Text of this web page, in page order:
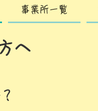
事業所一覧
へ